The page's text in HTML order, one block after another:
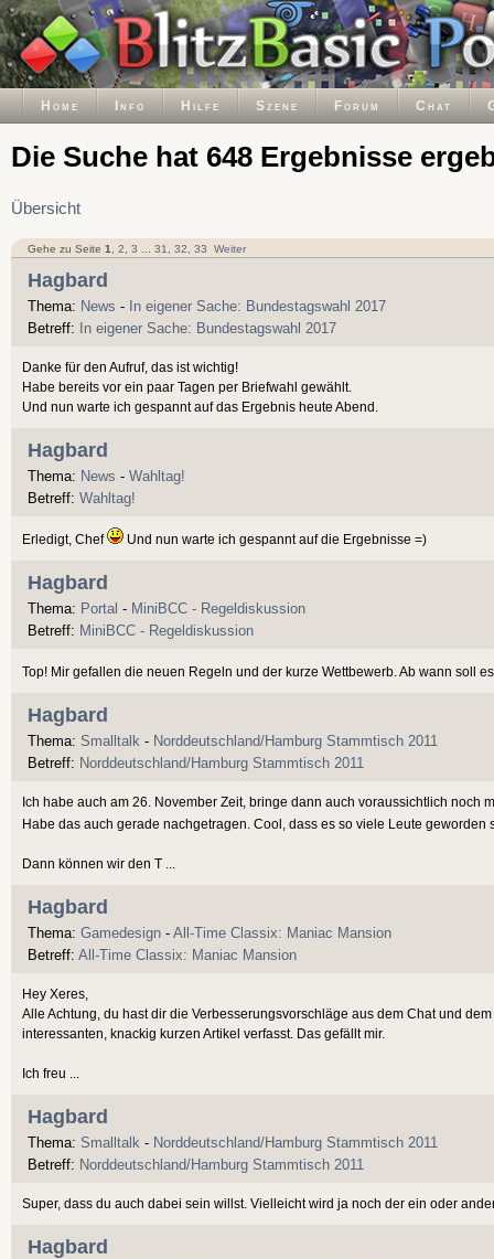
Home Info Hilfe Szene Forum Chat
Die Suche hat 648 Ergebnisse
Übersicht
Gehe zu Seite 1 2 3 31 32 33 Weiter
Hagbard
Thema: News - In eigener Sache: Bundestagswahl 2017
Betreff:
In eigener Sache: Bundestagswahl 2017
Danke für den Aufruf, das ist wichtig!
Habe bereits vor ein paar Tagen per Briefwahl gewählt.
Und nun warte ich gespannt auf das Ergebnis heute Abend.
Hagbard
Thema: News - Wahltag!
Betreff: Wahltag!
Erledigt, Chef Und nun warte ich gespannt auf die Ergebnisse =)
Hagbard
Thema: Portal - MiniBCC - Regeldiskussion
Betreff: MiniBCC - Regeldiskussion
Top! Mir gefallen die neuen Regeln und der kurze Wettbewerb. Ab wann soll
Hagbard
Thema: Smalltalk - Norddeutschland/Hamburg Stammtisch 2011
Betreff: Norddeutschland/Hamburg Stammtisch 2011
Ich habe auch am 26. November Zeit, bringe dann auch voraussichtlich noch
Habe das auch gerade nachgetragen. Cool, dass es so viele Leute geworden
Dann können wir den T ...
Hagbard
Thema: Gamedesign - All-Time Classix: Maniac Mansion
Betreff: All-Time Classix: Maniac Mansion
Hey Xeres,
Alle Achtung, du hast dir die Verbesserungsvorschläge aus dem Chat und
interessanten, knackig kurzen Artikel verfasst. Das gefällt mir.
Ich freu ...
Hagbard
Thema: Smalltalk - Norddeutschland/Hamburg Stammtisch 2011
Betreff: Norddeutschland/Hamburg Stammtisch 2011
Super, dass du auch dabei sein willst. Vielleicht wird ja noch der ein oder
Hagbard